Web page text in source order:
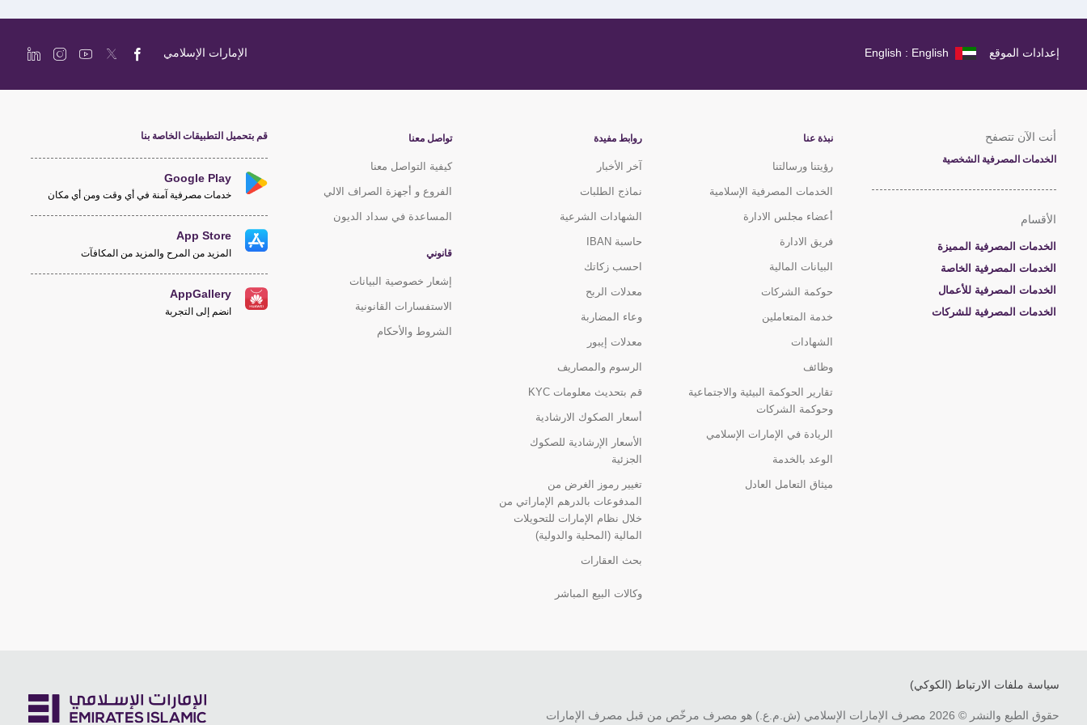
إعدادات الموقع English : English الإمارات الإسلامي
أنت الآن تتصفح
الخدمات المصرفية الشخصية
الأقسام
الخدمات المصرفية المميزة
الخدمات المصرفية الخاصة
الخدمات المصرفية للأعمال
الخدمات المصرفية للشركات
نبذة عنا
رؤيتنا ورسالتنا
الخدمات المصرفية الإسلامية
أعضاء مجلس الادارة
فريق الادارة
البيانات المالية
حوكمة الشركات
خدمة المتعاملين
الشهادات
وظائف
تقارير الحوكمة البيئية والاجتماعية
وحوكمة الشركات
الريادة في الإمارات الإسلامي
الوعد بالخدمة
ميثاق التعامل العادل
روابط مفيدة
آخر الأخبار
نماذج الطلبات
الشهادات الشرعية
حاسبة IBAN
احسب زكاتك
معدلات الربح
وعاء المضاربة
معدلات إيبور
الرسوم والمصاريف
قم بتحديث معلومات KYC
أسعار الصكوك الارشادية
الأسعار الإرشادية للصكوك
الجزئية
تغيير رموز الغرض من
المدفوعات بالدرهم الإماراتي من
خلال نظام الإمارات للتحويلات
المالية (المحلية والدولية)
بحث العقارات
وكالات البيع المباشر
تواصل معنا
كيفية التواصل معنا
الفروع و أجهزة الصراف الالي
المساعدة في سداد الديون
قانوني
إشعار خصوصية البيانات
الاستفسارات القانونية
الشروط والأحكام
قم بتحميل التطبيقات الخاصة بنا
Google Play
خدمات مصرفية آمنة في أي وقت ومن أي مكان
App Store
المزيد من المرح والمزيد من المكافآت
AppGallery
انضم إلى التجربة
سياسة ملفات الارتباط (الكوكي)
حقوق الطبع والنشر © 2026 مصرف الإمارات الإسلامي (ش.م.ع.) هو مصرف مرخّص من قبل مصرف الإمارات